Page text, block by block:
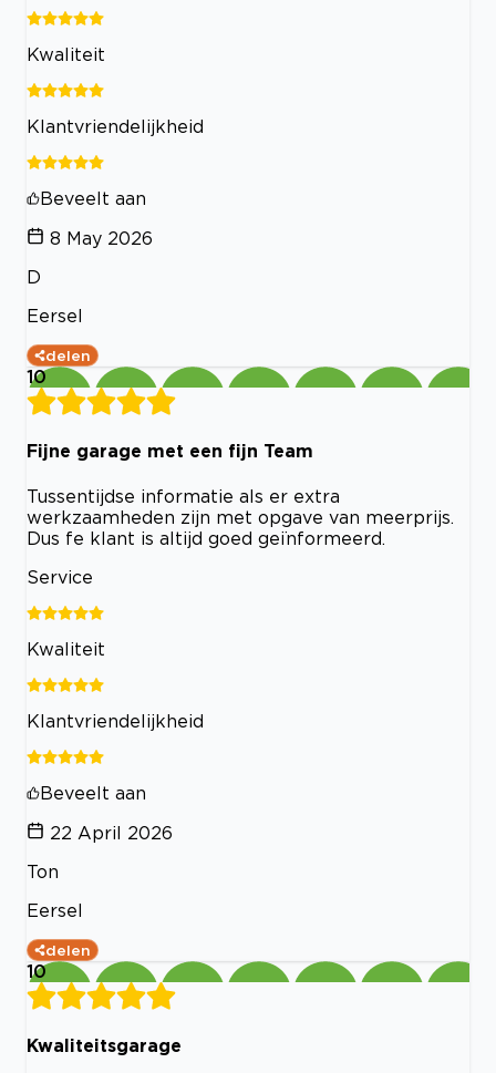
Kwaliteit
Klantvriendelijkheid
Beveelt aan
8 May 2026
D
Eersel
delen
10
Fijne garage met een fijn Team
Tussentijdse informatie als er extra
werkzaamheden zijn met opgave van meerprijs.
Dus fe klant is altijd goed geïnformeerd.
Service
Kwaliteit
Klantvriendelijkheid
Beveelt aan
22 April 2026
Ton
Eersel
delen
10
Kwaliteitsgarage